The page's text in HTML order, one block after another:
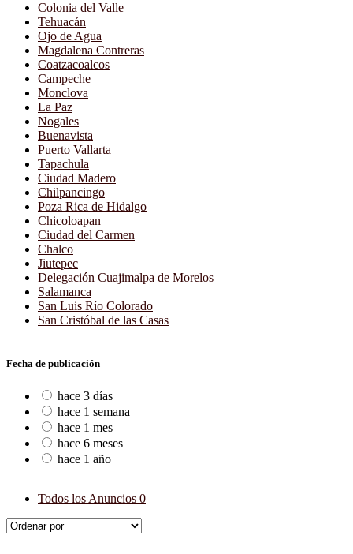
Colonia del Valle
Tehuacán
Ojo de Agua
Magdalena Contreras
Coatzacoalcos
Campeche
Monclova
La Paz
Nogales
Buenavista
Puerto Vallarta
Tapachula
Ciudad Madero
Chilpancingo
Poza Rica de Hidalgo
Chicoloapan
Ciudad del Carmen
Chalco
Jiutepec
Delegación Cuajimalpa de Morelos
Salamanca
San Luis Río Colorado
San Cristóbal de las Casas
Fecha de publicación
hace 3 días
hace 1 semana
hace 1 mes
hace 6 meses
hace 1 año
Todos los Anuncios 0